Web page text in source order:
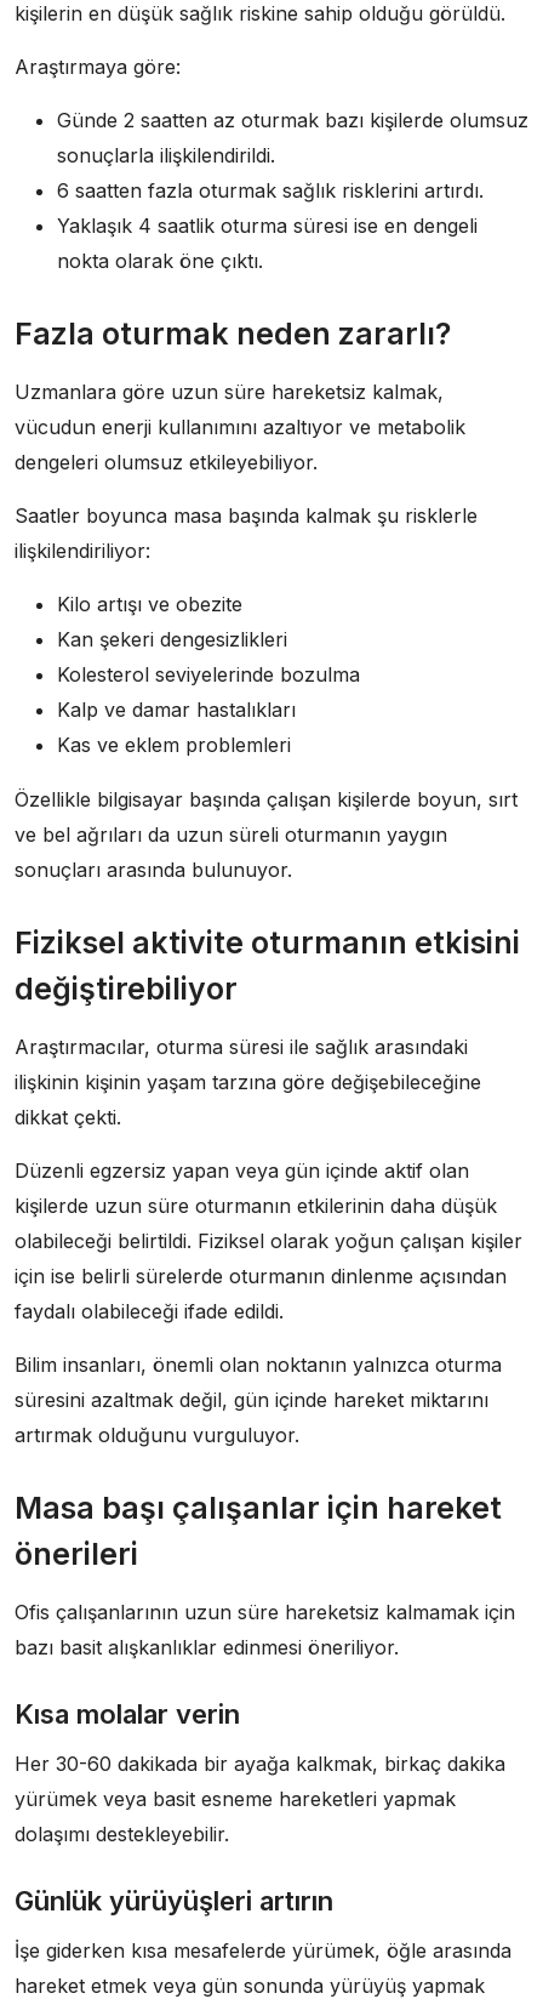
kişilerin en düşük sağlık riskine sahip olduğu görüldü.
Araştırmaya göre:
Günde 2 saatten az oturmak bazı kişilerde olumsuz
sonuçlarla ilişkilendirildi.
6 saatten fazla oturmak sağlık risklerini artırdı.
Yaklaşık 4 saatlik oturma süresi ise en dengeli
nokta olarak öne çıktı.
Fazla oturmak neden zararlı?
Uzmanlara göre uzun süre hareketsiz kalmak,
vücudun enerji kullanımını azaltıyor ve metabolik
dengeleri olumsuz etkileyebiliyor.
Saatler boyunca masa başında kalmak şu risklerle
ilişkilendiriliyor:
Kilo artışı ve obezite
Kan şekeri dengesizlikleri
Kolesterol seviyelerinde bozulma
Kalp ve damar hastalıkları
Kas ve eklem problemleri
Özellikle bilgisayar başında çalışan kişilerde boyun, sırt
ve bel ağrıları da uzun süreli oturmanın yaygın
sonuçları arasında bulunuyor.
Fiziksel aktivite oturmanın etkisini
değiştirebiliyor
Araştırmacılar, oturma süresi ile sağlık arasındaki
ilişkinin kişinin yaşam tarzına göre değişebileceğine
dikkat çekti.
Düzenli egzersiz yapan veya gün içinde aktif olan
kişilerde uzun süre oturmanın etkilerinin daha düşük
olabileceği belirtildi. Fiziksel olarak yoğun çalışan kişiler
için ise belirli sürelerde oturmanın dinlenme açısından
faydalı olabileceği ifade edildi.
Bilim insanları, önemli olan noktanın yalnızca oturma
süresini azaltmak değil, gün içinde hareket miktarını
artırmak olduğunu vurguluyor.
Masa başı çalışanlar için hareket
önerileri
Ofis çalışanlarının uzun süre hareketsiz kalmamak için
bazı basit alışkanlıklar edinmesi öneriliyor.
Kısa molalar verin
Her 30-60 dakikada bir ayağa kalkmak, birkaç dakika
yürümek veya basit esneme hareketleri yapmak
dolaşımı destekleyebilir.
Günlük yürüyüşleri artırın
İşe giderken kısa mesafelerde yürümek, öğle arasında
hareket etmek veya gün sonunda yürüyüş yapmak